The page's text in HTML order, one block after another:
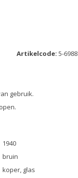
Artikelcode: 5-6988
gebruik.
1940
bruin
koper, glas